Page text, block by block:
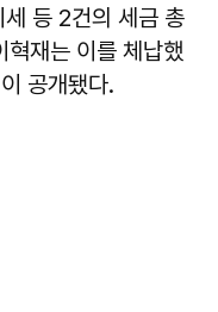
등 2건의 세금 총
재는 이를 체납했
공개됐다.